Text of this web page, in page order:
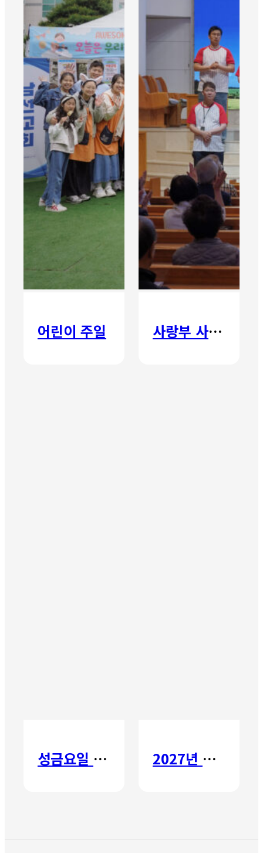
어린이 주일 사랑부 사랑주일
성금요일 칸타타 2027년 갈보리 어학원 유치부 신입생 모집